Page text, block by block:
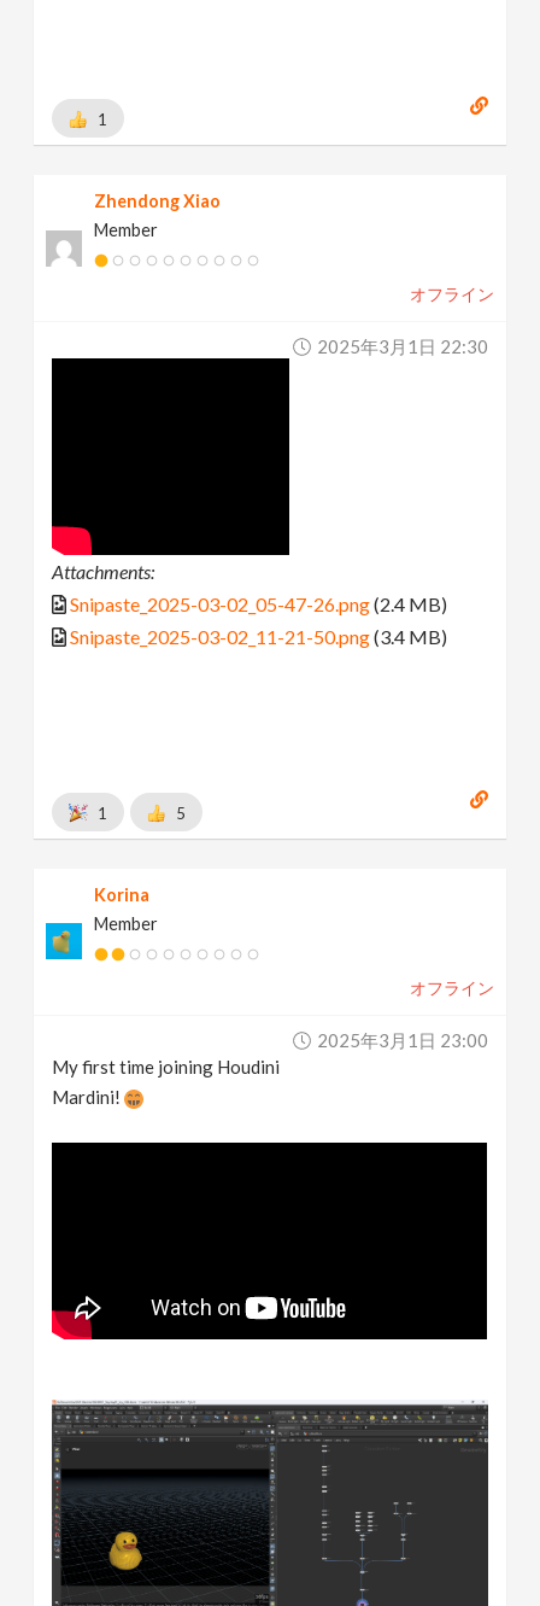
1
Zhendong Xiao
Member
オフライン
2025年3月1日 22:30
Attachments:
Snipaste_2025-03-02_05-47-26.png(2.4 MB)
Snipaste_2025-03-02_11-21-50.png(3.4 MB)
1 5
Korina
Member
オフライン
2025年3月1日 23:00
My first time joining Houdini
Mardini!